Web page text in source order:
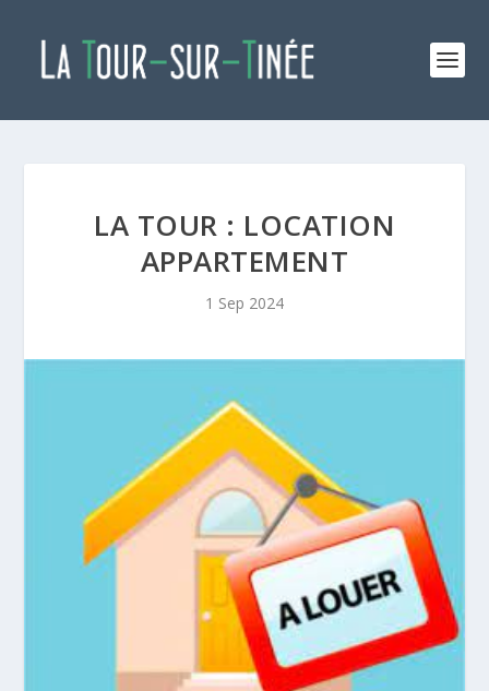
LA TOUR : LOCATION
APPARTEMENT
1 Sep 2024